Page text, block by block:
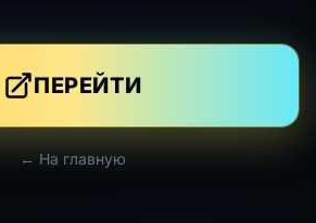
ПЕРЕЙТИ
← На главную